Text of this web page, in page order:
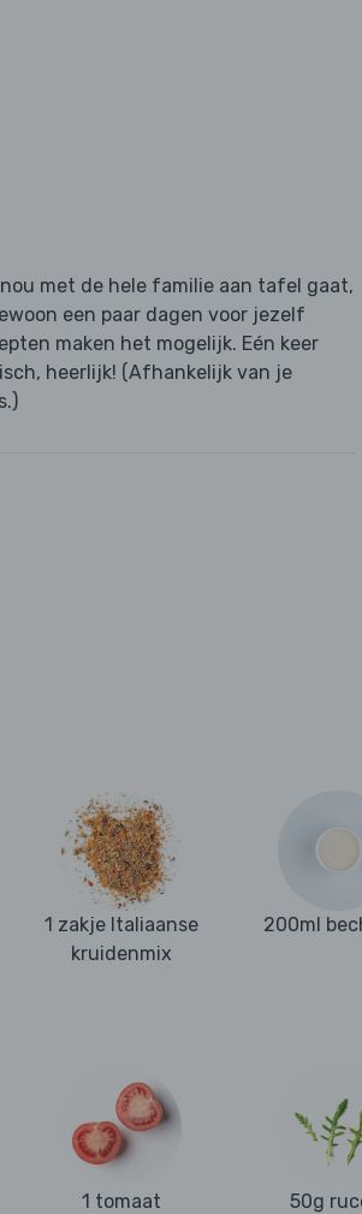
met de hele familie aan tafel gaat,
een paar dagen voor jezelf
maken het mogelijk. Eén keer
heerlijk! (Afhankelijk van je
1 zakje Italiaanse
kruidenmix
200ml
1 tomaat 50g